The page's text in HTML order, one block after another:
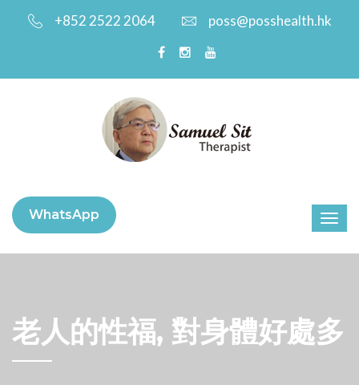
+852 2522 2064 poss@posshealth.hk
WhatsApp
老人的性福, 對身體好處多